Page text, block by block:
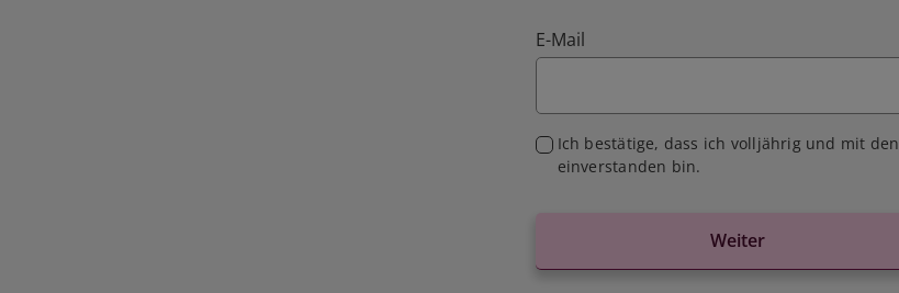
E-Mail
Ich bestätige, dass ich volljährig und mit den
einverstanden bin.
Weiter